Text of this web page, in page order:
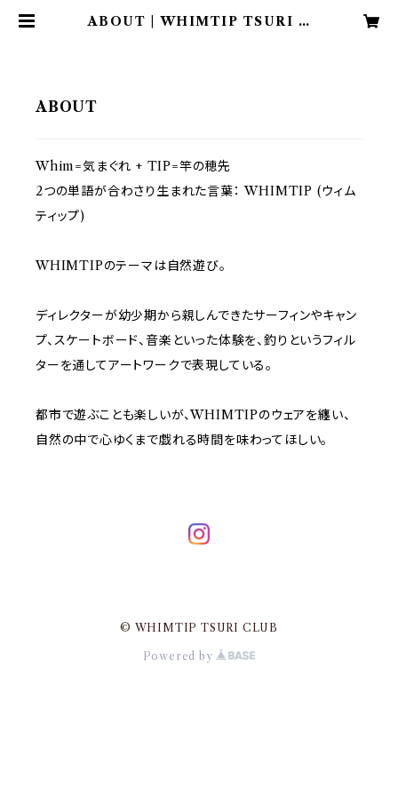
ABOUT | WHIMTIP TSURI C
ABOUT
Whim=気まぐれ + TIP=竿の穂先
2つの単語が合わさり生まれた言葉： WHIMTIP (ウィム
ティップ)
WHIMTIPのテーマは自然遊び。
ディレクターが幼少期から親しんできたサーフィンやキャン
プ、スケートボード、音楽といった体験を、釣りというフィル
ターを通してアートワークで表現している。
都市で遊ぶことも楽しいが、WHIMTIPのウェアを纏い、
自然の中で心ゆくまで戯れる時間を味わってほしい。
© WHIMTIP TSURI CLUB
Powered by